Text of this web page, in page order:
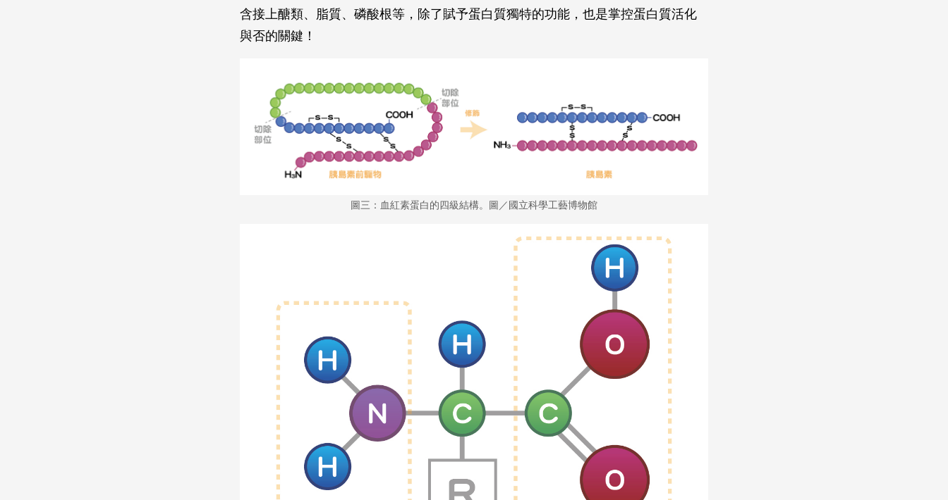
含接上醣類、脂質、磷酸根等，除了賦予蛋白質獨特的功能，也是掌控蛋白質活化
與否的關鍵！
圖三：血紅素蛋白的四級結構。圖／國立科學工藝博物館